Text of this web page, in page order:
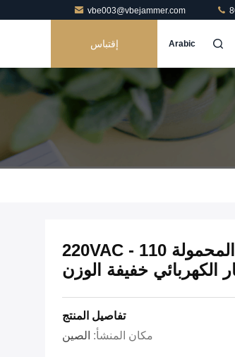
vbe003@vbejammer.com
Arabic إقتباس
ذهبية 30dBm جهاز تشويش إشارة المحمولة 110 - 220VAC
الكهربائي خفيفة الوزن
تفاصيل المنتج
مكان المنشأ: الصين